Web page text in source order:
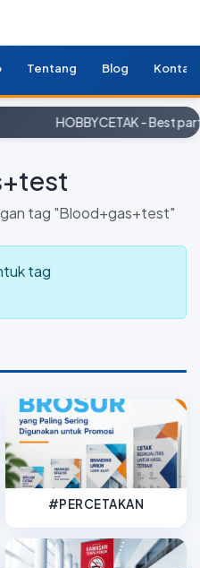
Tentang Blog Kontak
HOBBYCETAK - Best
tag "Blood+gas+test"
tag
#PERCETAKAN